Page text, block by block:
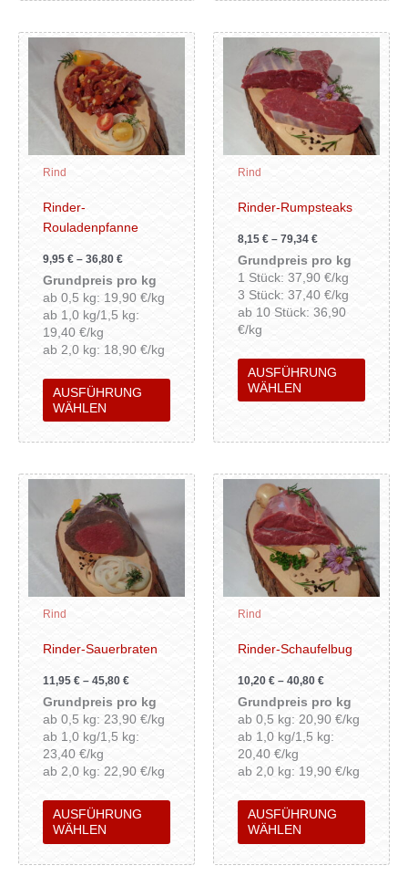
Rind
Rinder-
Rouladenpfanne
9,95€ –36,80€
Grundpreis pro kg
ab 0,5 kg: 19,90 €/kg
ab 1,0 kg/1,5 kg:
19,40 €/kg
ab 2,0 kg: 18,90 €/kg
AUSFÜHRUNG
WÄHLEN
Dieses
Produkt
weist
mehrere
Varianten
Optionen
können
Produktseite
gewählt
werden
Rind
Rinder-Rumpsteaks
8,15€ –79,34€
Grundpreis pro kg
1 Stück: 37,90 €/kg
3 Stück: 37,40 €/kg
ab 10 Stück: 36,90
€/kg
AUSFÜHRUNG
WÄHLEN
Dieses
Produkt
weist
auf.
können
gewählt
werden
Rind
Rinder-Sauerbraten
11,95€ –45,80€
Grundpreis pro kg
ab 0,5 kg: 23,90 €/kg
ab 1,0 kg/1,5 kg:
23,40 €/kg
ab 2,0 kg: 22,90 €/kg
AUSFÜHRUNG
WÄHLEN
Dieses
Produkt
weist
mehrere
Varianten
Optionen
können
Produktseite
gewählt
werden
Rind
Rinder-Schaufelbug
10,20€ –40,80€
Grundpreis pro kg
ab 0,5 kg: 20,90 €/kg
ab 1,0 kg/1,5 kg:
20,40 €/kg
ab 2,0 kg: 19,90 €/kg
AUSFÜHRUNG
WÄHLEN
Dieses
Produkt
weist
auf.
können
gewählt
werden